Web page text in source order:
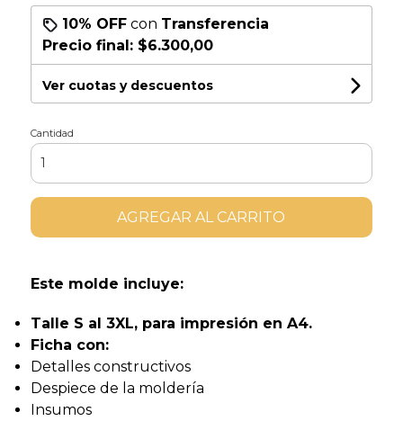
10% OFFcon Transferencia
Precio final: $6.300,00
Ver cuotas y descuentos
Cantidad
AGREGAR AL CARRITO
Este molde incluye:
Talle S al 3XL, para impresión en A4.
Ficha con:
Detalles constructivos
Despiece de la moldería
Insumos